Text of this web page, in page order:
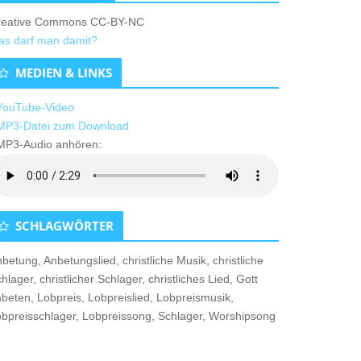
Commons CC-BY-NC
darf man damit?
MEDIEN & LINKS
Video
Datei zum Download
Audio anhören:
SCHLAGWÖRTER
Anbetungslied christliche Musik christliche
, christlicher Schlager, christliches Lied Gott
Lobpreis Lobpreislied Lobpreismusik
, Lobpreissong Schlager, Worshipsong